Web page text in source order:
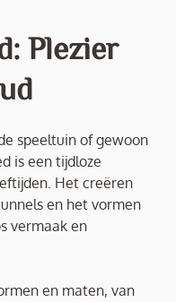
Plezier
speeltuin of gewoon
is een tijdloze
Het creëren
en het vormen
vermaak en
en maten, van